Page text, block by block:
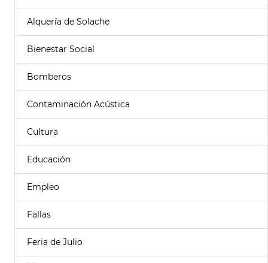
Alquería de Solache
Bienestar Social
Bomberos
Contaminación Acústica
Cultura
Educación
Empleo
Fallas
Feria de Julio